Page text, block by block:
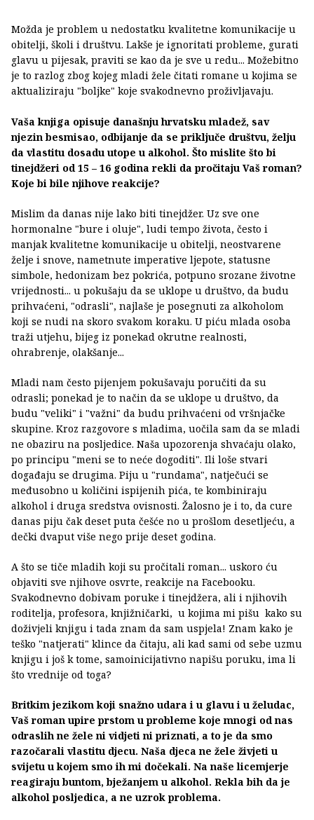
Možda je problem u nedostatku kvalitetne komunikacije u
obitelji, školi i društvu. Lakše je ignoritati probleme, gurati
glavu u pijesak, praviti se kao da je sve u redu... Možebitno
je to razlog zbog kojeg mladi žele čitati romane u kojima se
aktualiziraju "boljke" koje svakodnevno proživljavaju.
Vaša knjiga opisuje današnju hrvatsku mladež, sav
njezin besmisao, odbijanje da se priključe društvu, želju
da vlastitu dosadu utope u alkohol. Što mislite što bi
tinejdžeri od 15 – 16 godina rekli da pročitaju Vaš roman?
Koje bi bile njihove reakcije?
Mislim da danas nije lako biti tinejdžer. Uz sve one
hormonalne "bure i oluje", ludi tempo života, često i
manjak kvalitetne komunikacije u obitelji, neostvarene
želje i snove, nametnute imperative ljepote, statusne
simbole, hedonizam bez pokrića, potpuno srozane životne
vrijednosti... u pokušaju da se uklope u društvo, da budu
prihvaćeni, "odrasli", najlaše je posegnuti za alkoholom
koji se nudi na skoro svakom koraku. U piću mlada osoba
traži utjehu, bijeg iz ponekad okrutne realnosti,
ohrabrenje, olakšanje...
Mladi nam često pijenjem pokušavaju poručiti da su
odrasli; ponekad je to način da se uklope u društvo, da
budu "veliki" i "važni" da budu prihvaćeni od vršnjačke
skupine. Kroz razgovore s mladima, uočila sam da se mladi
ne obaziru na posljedice. Naša upozorenja shvaćaju olako,
po principu "meni se to neće dogoditi". Ili loše stvari
događaju se drugima. Piju u "rundama", natječući se
međusobno u količini ispijenih pića, te kombiniraju
alkohol i druga sredstva ovisnosti. Žalosno je i to, da cure
danas piju čak deset puta češće no u prošlom desetljeću, a
dečki dvaput više nego prije deset godina.
A što se tiče mladih koji su pročitali roman... uskoro ću
objaviti sve njihove osvrte, reakcije na Facebooku.
Svakodnevno dobivam poruke i tinejdžera, ali i njihovih
roditelja, profesora, knjižničarki, u kojima mi pišu kako su
doživjeli knjigu i tada znam da sam uspjela! Znam kako je
teško "natjerati" klince da čitaju, ali kad sami od sebe uzmu
knjigu i još k tome, samoinicijativno napišu poruku, ima li
što vrednije od toga?
Britkim jezikom koji snažno udara i u glavu i u želudac,
Vaš roman upire prstom u probleme koje mnogi od nas
odraslih ne žele ni vidjeti ni priznati, a to je da smo
razočarali vlastitu djecu. Naša djeca ne žele živjeti u
svijetu u kojem smo ih mi dočekali. Na naše licemjerje
reagiraju buntom, bježanjem u alkohol. Rekla bih da je
alkohol posljedica, a ne uzrok problema.